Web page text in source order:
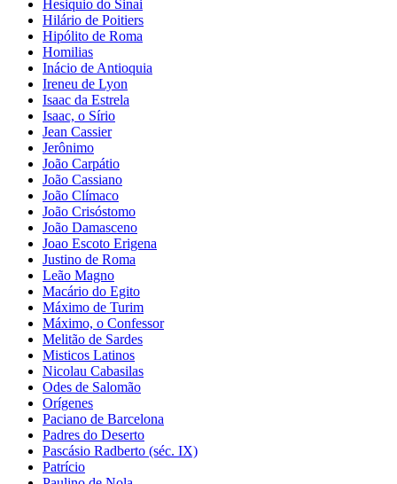
Hesiquio do Sinai
Hilário de Poitiers
Hipólito de Roma
Homilias
Inácio de Antioquia
Ireneu de Lyon
Isaac da Estrela
Isaac, o Sírio
Jean Cassier
Jerônimo
João Carpátio
João Cassiano
João Clímaco
João Crisóstomo
João Damasceno
Joao Escoto Erigena
Justino de Roma
Leão Magno
Macário do Egito
Máximo de Turim
Máximo, o Confessor
Melitão de Sardes
Misticos Latinos
Nicolau Cabasilas
Odes de Salomão
Orígenes
Paciano de Barcelona
Padres do Deserto
Pascásio Radberto (séc. IX)
Patrício